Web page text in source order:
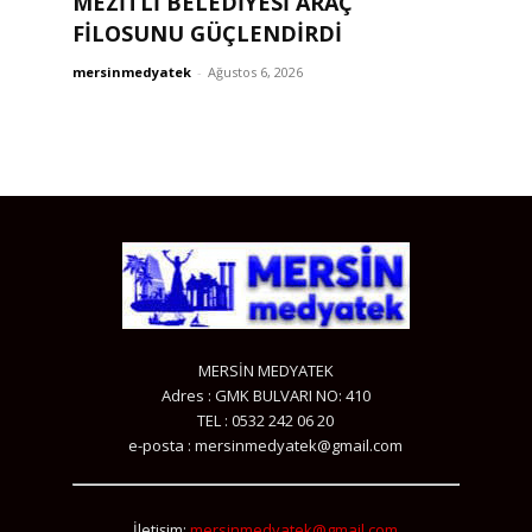
FİLOSUNU GÜÇLENDİRDİ
mersinmedyatek - Ağustos 6, 2026
MERSİN MEDYATEK
Adres : GMK BULVARI NO: 410
TEL : 0532 242 06 20
e-posta : mersinmedyatek@gmail.com